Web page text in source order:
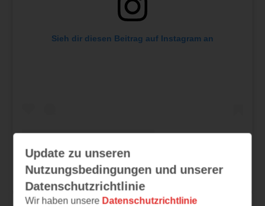
Sieh dir diesen Beitrag auf Instagram an
Ein Beitrag geteilt von vorablesen.de (@vorablesen)
Update zu unseren
Nutzungsbedingungen und unserer
Datenschutzrichtlinie
Wir haben unsere Datenschutzrichtlinie